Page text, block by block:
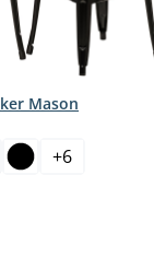
Mason
Option ist
+6